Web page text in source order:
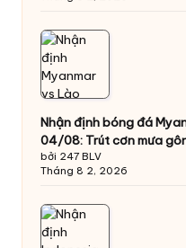
Nhận định bóng đá
04/08: Trút cơn mưa
bởi 247 BLV
Tháng 8 2, 2026